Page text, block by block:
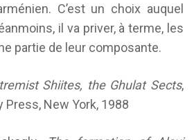
C’est un choix auquel
il va priver, à terme, les
partie de leur composante.
Shiites, the Ghulat Sects,
New York, 1988